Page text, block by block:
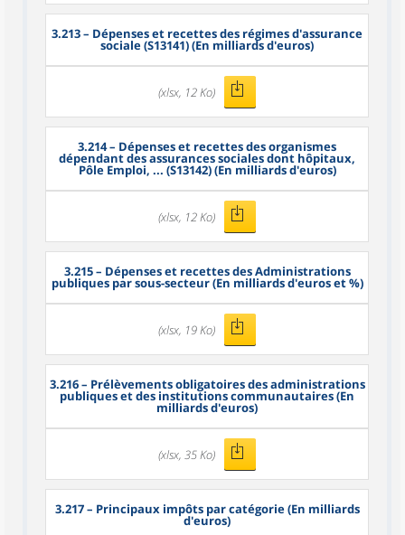
3.213– Dépenses et recettes des régimes d'assurance
sociale (S13141) (En milliards d'euros)
(xlsx, 12 Ko)
3.214– Dépenses et recettes des organismes
dépendant des assurances sociales dont hôpitaux,
Pôle Emploi, ... (S13142) (En milliards d'euros)
(xlsx, 12 Ko)
3.215– Dépenses et recettes des Administrations
publiques par sous-secteur (En milliards d'euros et %)
(xlsx, 19 Ko)
3.216– Prélèvements obligatoires des administrations
publiques et des institutions communautaires (En
milliards d'euros)
(xlsx, 35 Ko)
3.217– Principaux impôts par catégorie (En milliards
d'euros)